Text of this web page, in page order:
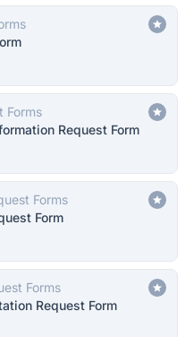
Forms
Request Form
Forms
Form
Forms
Request Form